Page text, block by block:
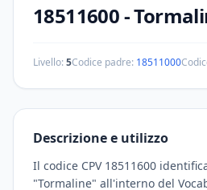
18511600-
Livello:5Codice padre: 18511000
Descrizione e utilizzo
Il codice CPV 18511600
"Tormaline" all'interno del